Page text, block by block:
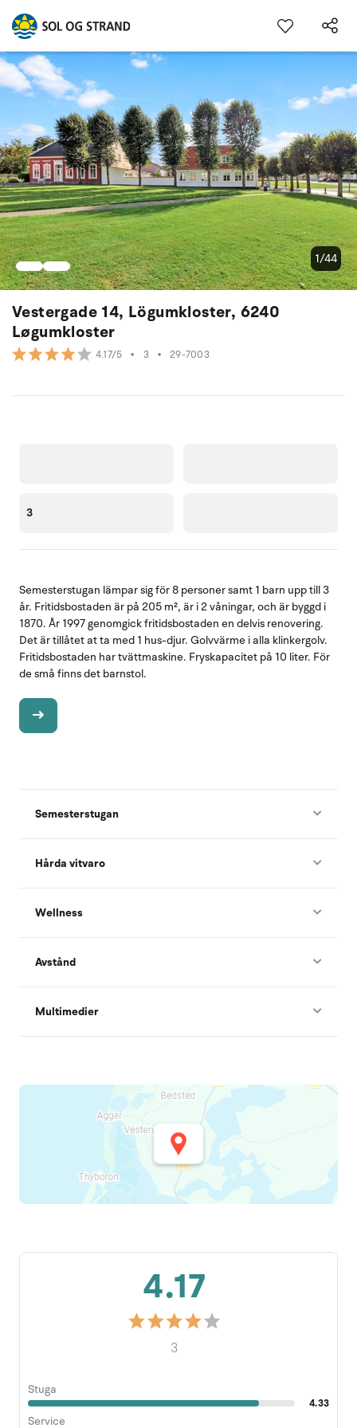
Vestergade 14, Lögumkloster, 6240
Løgumkloster
4.17/5 • 3 • 29-7003
1/44
3
Semesterstugan lämpar sig för 8 personer samt 1 barn upp till 3
år. Fritidsbostaden är på 205 m², är i 2 våningar, och är byggd i
1870. År 1997 genomgick fritidsbostaden en delvis renovering.
Det är tillåtet at ta med 1 hus-djur. Golvvärme i alla klinkergolv.
Fritidsbostaden har tvättmaskine. Fryskapacitet på 10 liter. För
de små finns det barnstol.
Semesterstugan
Hårda vitvaro
Wellness
Avstånd
Multimedier
4.17
3
Stuga
4.33
Service